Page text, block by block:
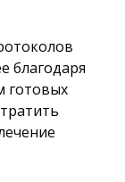
благодаря
готовых